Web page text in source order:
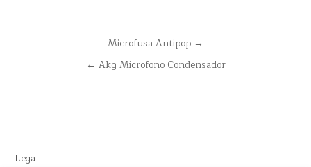
NavegaciónMicrofusa Antipop →
← Akg Microfono Condensador
Legal